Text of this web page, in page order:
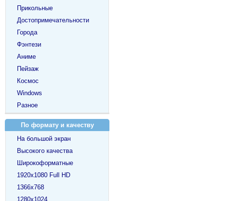
Прикольные
Достопримечательности
Города
Фэнтези
Аниме
Пейзаж
Космос
Windows
Разное
По формату и качеству
На большой экран
Высокого качества
Широкоформатные
1920х1080 Full HD
1366х768
1280х1024